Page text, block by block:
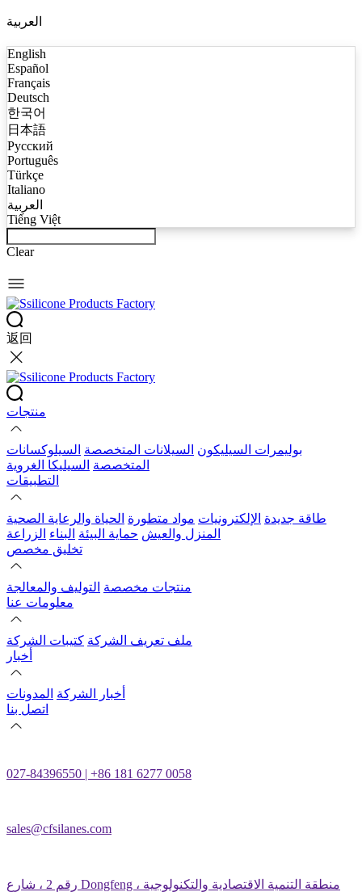
العربية
English
Español
Français
Deutsch
한국어
日本語
Русский
Português
Türkçe
Italiano
العربية
Tiếng Việt
Clear
返回
منتجات
بوليمرات السيليكون السيلانات المتخصصة السيلوكسانات
المتخصصة السيليكا الغروية
التطبيقات
طاقة جديدة الإلكترونيات مواد متطورة الحياة والرعاية الصحية
المنزل والعيش حماية البيئة البناء الزراعة
تخليق مخصص
منتجات مخصصة التوليف والمعالجة
معلومات عنا
ملف تعريف الشركة كتيبات الشركة
أخبار
أخبار الشركة المدونات
اتصل بنا
027-84396550 | +86 181 6277 0058
sales@cfsilanes.com
رقم 2 ، شارع Dongfeng ، منطقة التنمية الاقتصادية والتكنولوجية